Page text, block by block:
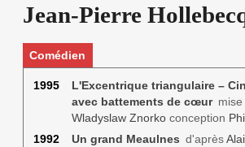
Jean-Pierre
Comédien
1995
L'Excentrique triangulaire –
avec battements de cœurmise
Wladyslaw Znorkoconception
1992
Un grand Meaulnes d'après